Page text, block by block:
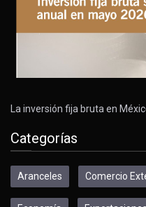
La inversión fija bruta en
Categorías
Aranceles Comercio